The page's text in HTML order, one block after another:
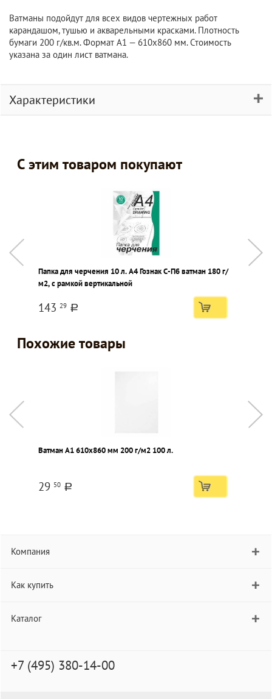
Ватманы подойдут для всех видов чертежных работ
карандашом, тушью и акварельными красками. Плотность
бумаги 200 г/кв.м. Формат А1 — 610х860 мм. Стоимость
указана за один лист ватмана.
Характеристики
С этим товаром покупают
Папка для черчения 10 л. А4 Гознак С-Пб ватман 180 г/
м2, с рамкой вертикальной
143 29 a
Похожие товары
Ватман А1 610х860 мм 200 г/м2 100 л.
29 50 a
Компания
Как купить
Каталог
+7 (495) 380-14-00